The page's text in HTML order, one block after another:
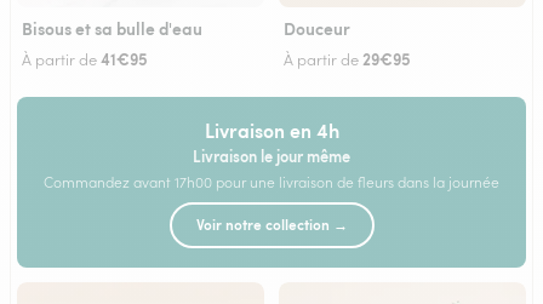
Bisous et sa bulle d'eau
À partir de41€95
Douceur
À partir de 29€95
Livraison en 4h
Livraison le jour même
Commandez avant 17h00 pour une livraison de fleurs dans la journée
Voir notre collection →